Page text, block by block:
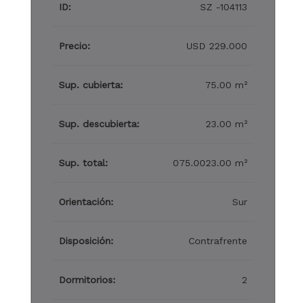
ID: SZ -104113
Precio: USD 229.000
Sup. cubierta: 75.00 m²
Sup. descubierta: 23.00 m²
Sup. total: 075.0023.00 m²
Orientación: Sur
Disposición: Contrafrente
Dormitorios: 2